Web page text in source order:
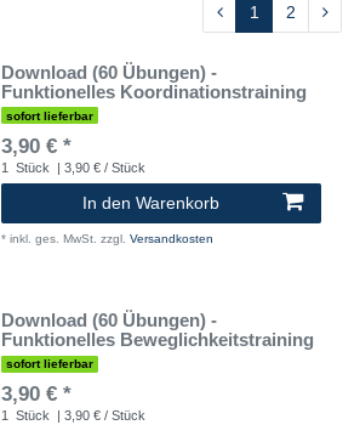
1 2
Download (60 Übungen) -
Funktionelles Koordinationstraining
sofort lieferbar
3,90 € *
1 Stück | 3,90 € / Stück
In den Warenkorb
* inkl. ges. MwSt. zzgl. Versandkosten
Download (60 Übungen) -
Funktionelles Beweglichkeitstraining
sofort lieferbar
3,90 € *
1 Stück | 3,90 € / Stück